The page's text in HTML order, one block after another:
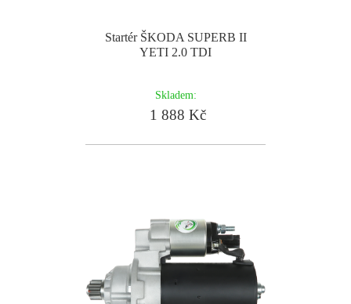
Startér ŠKODA SUPERB II
YETI 2.0 TDI
Skladem:
1 888 Kč